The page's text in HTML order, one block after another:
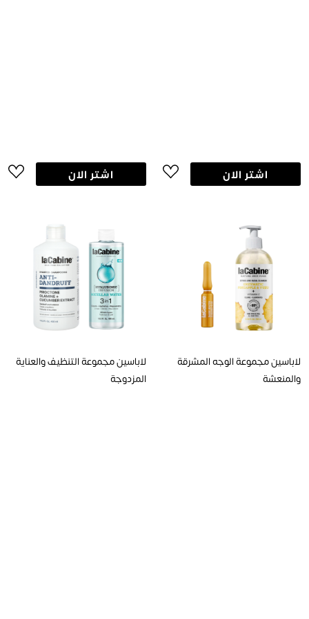
اشتر الان اشتر الان
لاباسين مجموعة الوجه المشرقة
والمنعشة
لاباسين مجموعة التنظيف والعناية
المزدوجة